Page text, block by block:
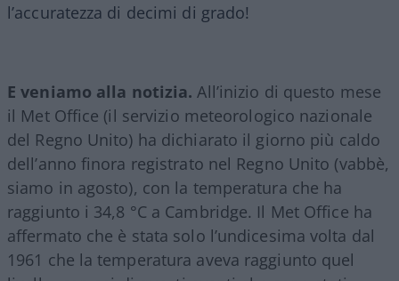
l’accuratezza di decimi di grado!
E veniamo alla notizia. All’inizio di questo mese
il Met Office (il servizio meteorologico nazionale
del Regno Unito) ha dichiarato il giorno più caldo
dell’anno finora registrato nel Regno Unito (vabbè,
siamo in agosto), con la temperatura che ha
raggiunto i 34,8 °C a Cambridge. Il Met Office ha
affermato che è stata solo l’undicesima volta dal
1961 che la temperatura aveva raggiunto quel